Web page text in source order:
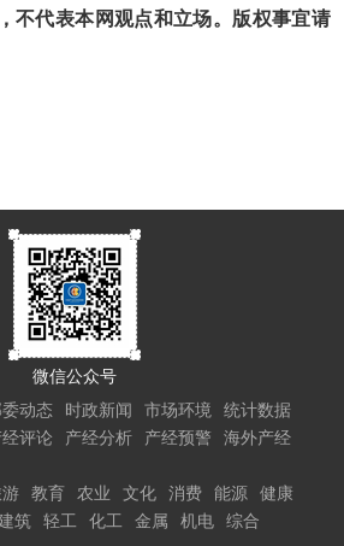
不代表本网观点和立场。版权事宜请
微信公众号
动态 时政新闻 市场环境
统计数据
经评论 产经分析 产经预警
海外产经
教育 农业 文化 消费 能源
健康
筑 轻工 化工 金属 机电 综合